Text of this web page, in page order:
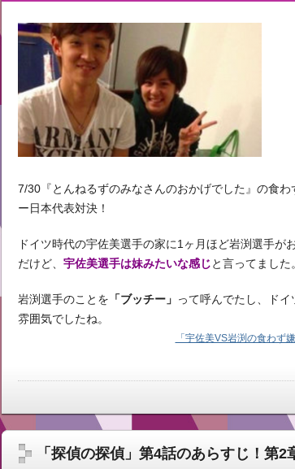
7/30『とんねるずのみなさんのおかげでした』の食
ー日本代表対決！
ドイツ時代の宇佐美選手の家に1ヶ月ほど岩渕選手
だけど、 宇佐美選手は妹みたいな感じと言ってました。
岩渕選手のことを 「ブッチー」 って呼んでたし、ド
雰囲気でしたね。
「宇佐美VS岩渕の食わず
「探偵の探偵」第4話のあらすじ！第2